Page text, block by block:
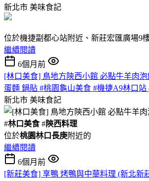
新北市 美味食記
位於機捷副都心站附近、新莊宏匯廣場9
繼續閱讀
6個月前
[林口美食] 鳥地方陝西小館 必點牛羊肉
蛋麵 鍋貼 #桃園龜山美食 #機捷A9林口站
新北市 美味食記
#林口美食#陝西料理
位於桃園林口長庚附近的
繼續閱讀
6個月前
[新莊美食] 享鴨 烤鴨與中華料理 (新北新